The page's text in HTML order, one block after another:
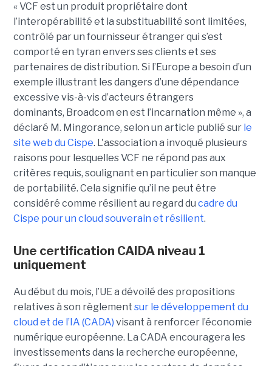
« VCF est un produit propriétaire dont
l’interopérabilité et la substituabilité sont limitées,
contrôlé par un fournisseur étranger qui s’est
comporté en tyran envers ses clients et ses
partenaires de distribution. Si l’Europe a besoin d’un
exemple illustrant les dangers d’une dépendance
excessive vis-à-vis d’acteurs étrangers
dominants, Broadcom en est l’incarnation même », a
déclaré M. Mingorance, selon un article publié sur le
site web du Cispe. L'association a invoqué plusieurs
raisons pour lesquelles VCF ne répond pas aux
critères requis, soulignant en particulier son manque
de portabilité. Cela signifie qu’il ne peut être
considéré comme résilient au regard du cadre du
Cispe pour un cloud souverain et résilient.
Une certification CAIDA niveau 1
uniquement
Au début du mois, l’UE a dévoilé des propositions
relatives à son règlement sur le développement du
cloud et de l’IA (CADA) visant à renforcer l’économie
numérique européenne. La CADA encouragera les
investissements dans la recherche européenne,